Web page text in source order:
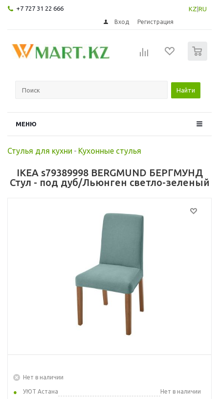
+7 727 31 22 666 KZ RU
Вход Регистрация
Найти
МЕНЮ
Стулья для кухни - Кухонные стулья
IKEA s79389998 BERGMUND БЕРГМУНД
Стул - под дуб/Льюнген светло-зеленый
Нет в наличии
УЮТ Астана
Нет в наличии